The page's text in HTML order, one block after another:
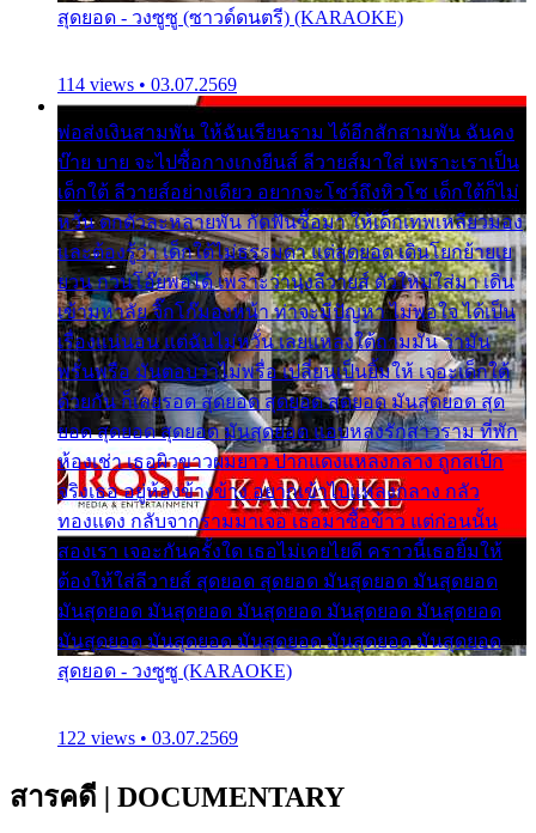
สุดยอด - วงซูซู (ซาวด์ดนตรี) (KARAOKE)
114 views • 03.07.2569
พ่อส่งเงินสามพัน ให้ฉันเรียนราม ได้อีกสักสามพัน ฉันคง
บ๊าย บาย จะไปซื้อกางเกงยีนส์ ลีวายส์มาใส่ เพราะเราเป็น
เด็กใต้ ลีวายส์อย่างเดียว อยากจะโชว์ถึงหิวโซ เด็กใต้ก็ไม่
หวั่น ตกตัวละหลายพัน กัดฟันซื้อมา ให้เด็กเทพเหลียวมอง
และต้องรู้ว่า เด็กใต้ไม่ธรรมดา แต่สุดยอด เดินโยกย้ายเย
ยวน กวนโอ๊ยพอได้ เพราะว่านุ่งลีวายส์ ตัวใหม่ใส่มา เดิน
เข้ามหาลัย จิ๊กโก๊มองหน้า ท่าจะมีปัญหา ไม่พอใจ ได้เป็น
เรื่องแน่นอน แต่ฉันไม่หวั่น เลยแหลงใต้ถามมัน ว่ามัน
พรั่นพรือ มันตอบว่าไม่พรื่อ เปลี่ยนเป็นยิ้มให้ เจอะเด็กใต้
ด้วยกัน ก็เลยรอด สุดยอด สุดยอด สุดยอด มันสุดยอด สุด
ยอด สุดยอด สุดยอด มันสุดยอด แอบหลงรักสาวราม ที่พัก
ห้องเช่า เธอผิวขาวผมยาว ปากแดงแหลงกลาง ถูกสเป็ก
จริงเธอ อยู่ห้องข้างข้าง อยากเข้าไปแหลงกลาง กลัว
ทองแดง กลับจากรามมาเจอ เธอมาซื้อข้าว แต่ก่อนนั้น
สองเรา เจอะกันครั้งใด เธอไม่เคยไยดี คราวนี้เธอยิ้มให้
ต้องให้ใส่ลีวายส์ สุดยอด สุดยอด มันสุดยอด มันสุดยอด
มันสุดยอด มันสุดยอด มันสุดยอด มันสุดยอด มันสุดยอด
มันสุดยอด มันสุดยอด มันสุดยอด มันสุดยอด มันสุดยอด
สุดยอด - วงซูซู (KARAOKE)
122 views • 03.07.2569
สารคดี | DOCUMENTARY